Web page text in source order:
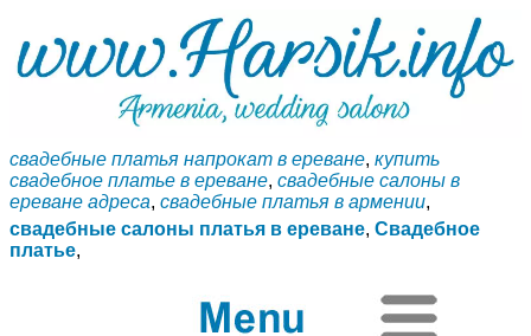
свадебные платья напрокат в ереване, купить
свадебное платье в ереване, свадебные салоны в
ереване адреса, свадебные платья в армении,
свадебные салоны платья в ереване, Свадебное
платье,